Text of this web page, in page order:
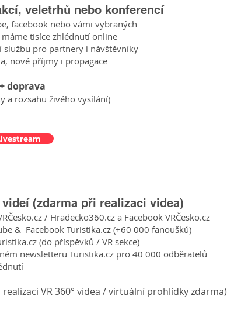
veletrhů nebo konferencí
facebook nebo vámi vybraných
tisíce zhlédnutí online
službu pro partnery i návštěvníky
nové příjmy i propagace
doprava
a rozsahu živého vysílání)
videí (zdarma při realizaci videa)
/ Hradecko360.cz a Facebook VRČesko.cz
& Facebook Turistika.cz (+60 000 fanoušků)
(do příspěvků / VR sekce)
newsletteru Turistika.cz pro 40 000 odběratelů
VR 360° videa / virtuální prohlídky zdarma)